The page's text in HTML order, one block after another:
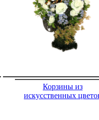
Корзины из
искусственных